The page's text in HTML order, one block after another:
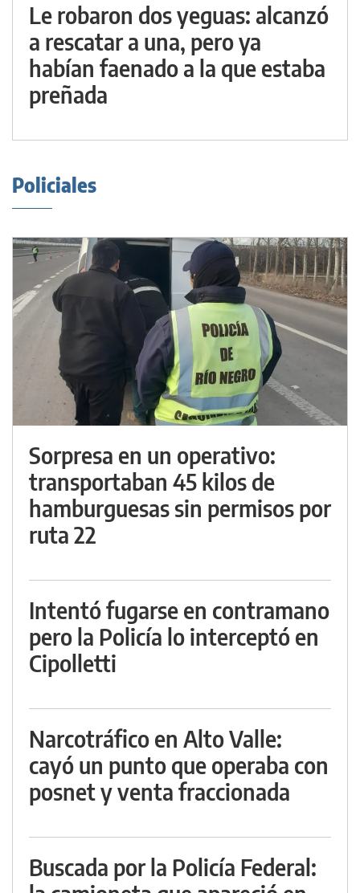
Le robaron dos yeguas: alcanzó
a rescatar a una, pero ya
habían faenado a la que estaba
preñada
Policiales
Sorpresa en un operativo:
transportaban 45 kilos de
hamburguesas sin permisos por
ruta 22
Intentó fugarse en contramano
pero la Policía lo interceptó en
Cipolletti
Narcotráfico en Alto Valle:
cayó un punto que operaba con
posnet y venta fraccionada
Buscada por la Policía Federal: